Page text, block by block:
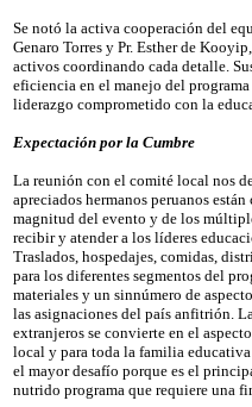
Se notó la activa cooperación del
Genaro Torres y Pr. Esther de
activos coordinando cada detalle.
eficiencia en el manejo del
liderazgo comprometido con la
Expectación por la Cumbre
La reunión con el comité local nos
apreciados hermanos peruanos
magnitud del evento y de los
recibir y atender a los líderes
Traslados, hospedajes, comidas,
para los diferentes segmentos del
materiales y un sinnúmero de
las asignaciones del país anfitrión.
extranjeros se convierte en el
local y para toda la familia educativa
el mayor desafío porque es el
nutrido programa que requiere una